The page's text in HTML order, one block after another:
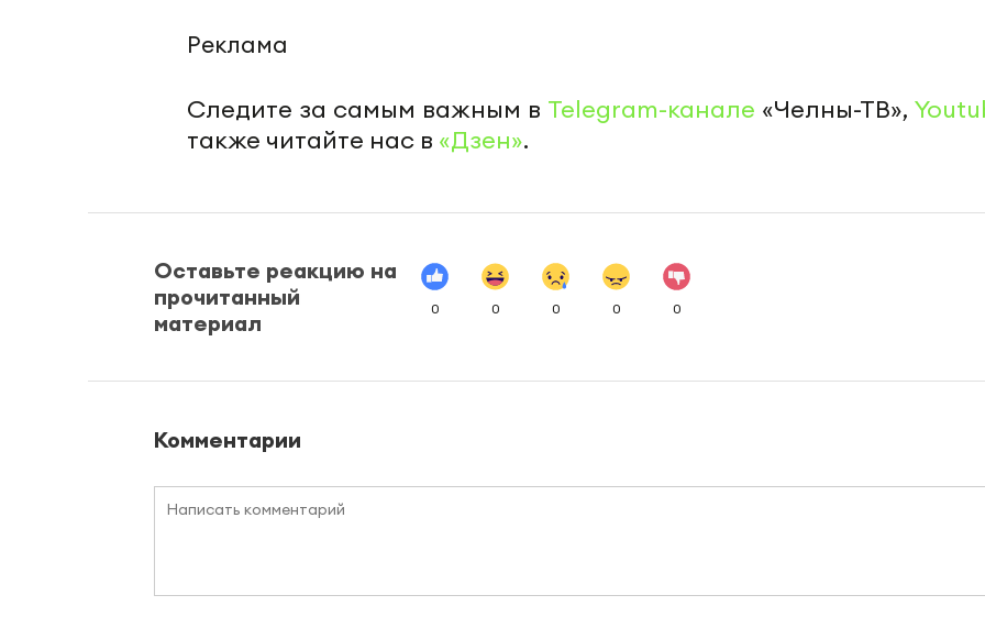
Реклама
Следите за самым важным в Telegram-канале «Челны-ТВ»,
также читайте нас в «Дзен».
Оставьте реакцию на
прочитанный
материал
0 0 0 0 0
Комментарии